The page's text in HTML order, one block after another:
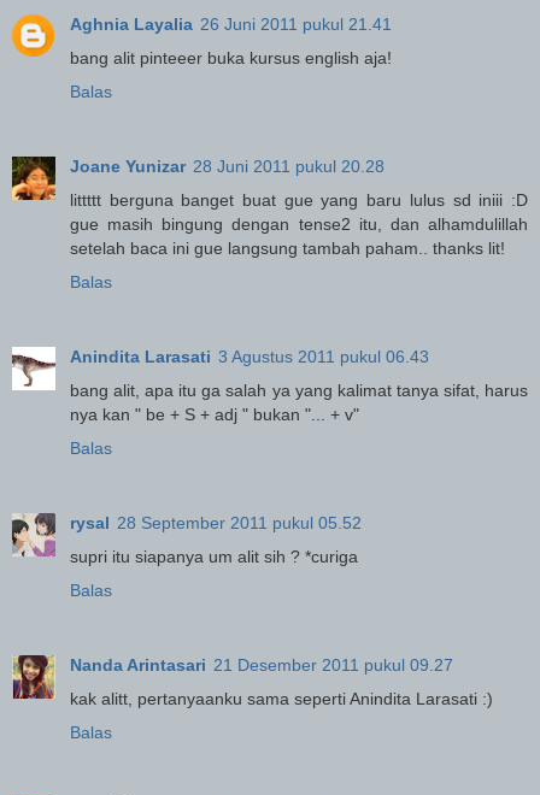
Aghnia Layalia 26 Juni 2011 pukul 21.41
bang alit pinteeer buka kursus english aja!
Balas
Joane Yunizar 28 Juni 2011 pukul 20.28
littttt berguna banget buat gue yang baru lulus sd iniii :D
gue masih bingung dengan tense2 itu, dan alhamdulillah
setelah baca ini gue langsung tambah paham.. thanks lit!
Balas
Anindita Larasati 3 Agustus 2011 pukul 06.43
bang alit, apa itu ga salah ya yang kalimat tanya sifat, harus
nya kan " be + S + adj " bukan "... + v"
Balas
rysal 28 September 2011 pukul 05.52
supri itu siapanya um alit sih ? *curiga
Balas
Nanda Arintasari 21 Desember 2011 pukul 09.27
kak alitt, pertanyaanku sama seperti Anindita Larasati :)
Balas